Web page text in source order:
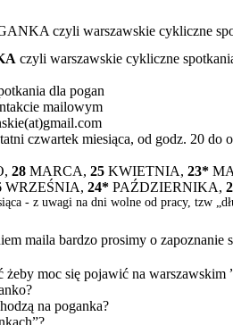
czyli warszawskie cykliczne
czyli warszawskie cykliczne
dla pogan
mailowym
czwartek miesiąca, od godz. 20 do
28 MARCA, 25 KWIETNIA, 23*
WRZEŚNIA, 24* PAŹDZIERNIKA,
- z uwagi na dni wolne od pracy, tzw
maila bardzo prosimy o zapoznanie
żeby moc się pojawić na warszawskim
na poganka?